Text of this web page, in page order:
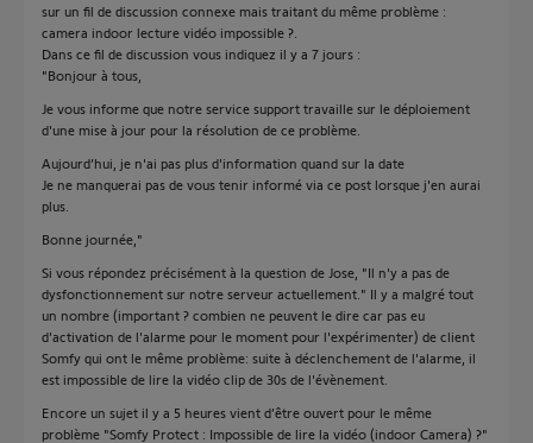
sur un fil de discussion connexe mais traitant du même problème :
camera indoor lecture vidéo impossible ?.
Dans ce fil de discussion vous indiquez il y a 7 jours :
"Bonjour à tous,
Je vous informe que notre service support travaille sur le déploiement
d'une mise à jour pour la résolution de ce problème.
Aujourd’hui, je n'ai pas plus d'information quand sur la date
Je ne manquerai pas de vous tenir informé via ce post lorsque j'en aurai
plus.
Bonne journée,"
Si vous répondez précisément à la question de Jose, "Il n'y a pas de
dysfonctionnement sur notre serveur actuellement." Il y a malgré tout
un nombre (important ? combien ne peuvent le dire car pas eu
d'activation de l'alarme pour le moment pour l'expérimenter) de client
Somfy qui ont le même problème: suite à déclenchement de l'alarme, il
est impossible de lire la vidéo clip de 30s de l'évènement.
Encore un sujet il y a 5 heures vient d’être ouvert pour le même
problème "Somfy Protect : Impossible de lire la vidéo (indoor Camera) ?"